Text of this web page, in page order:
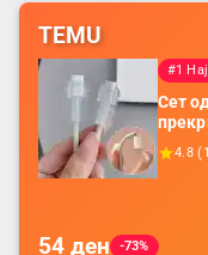
TEMU
#1
Сет
4.8 (
54 ден -73%